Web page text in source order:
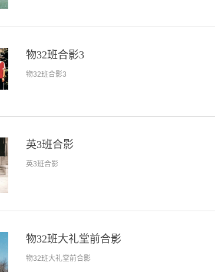
物32班合影3
物32班合影3
英3班合影
英3班合影
物32班大礼堂前合影
物32班大礼堂前合影